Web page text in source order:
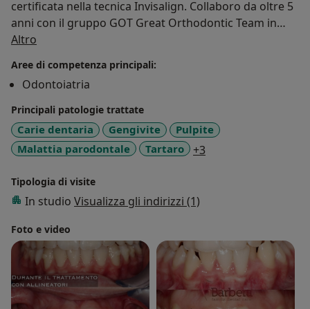
certificata nella tecnica Invisalign. Collaboro da oltre 5
anni con il gruppo GOT Great Orthodontic Team in
diversi studi del Nord Italia.
scuola di medicina estetica.
Svolgo la libera professione a Messina presso lo
Studio Odontoiatrico Barbera e nella zona del Trentino
Alto Adige.
Altro
Aree di competenza principali:
Odontoiatria
Principali patologie trattate
Carie dentaria Gengivite
Pulpite
Malattia parodontale
Tartaro +3
Tipologia di visite
In studio Visualizza gli indirizzi (1)
Foto e video